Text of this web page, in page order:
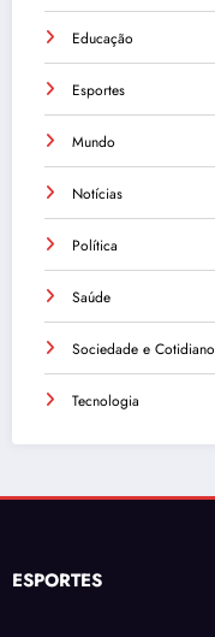
Educação
Esportes
Mundo
Notícias
Política
Saúde
Sociedade e Cotidiano
Tecnologia
ESPORTES